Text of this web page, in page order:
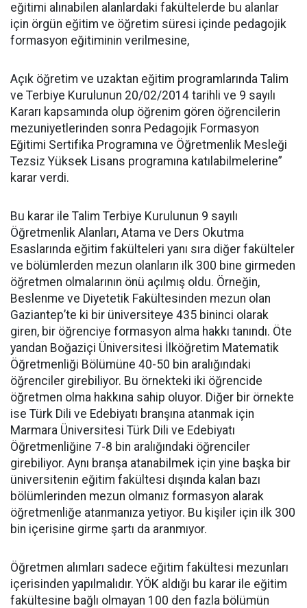
eğitimi alınabilen alanlardaki fakültelerde bu alanlar
için örgün eğitim ve öğretim süresi içinde pedagojik
formasyon eğitiminin verilmesine,
Açık öğretim ve uzaktan eğitim programlarında Talim
ve Terbiye Kurulunun 20/02/2014 tarihli ve 9 sayılı
Kararı kapsamında olup öğrenim gören öğrencilerin
mezuniyetlerinden sonra Pedagojik Formasyon
Eğitimi Sertifika Programına ve Öğretmenlik Mesleği
Tezsiz Yüksek Lisans programına katılabilmelerine”
karar verdi.
Bu karar ile Talim Terbiye Kurulunun 9 sayılı
Öğretmenlik Alanları, Atama ve Ders Okutma
Esaslarında eğitim fakülteleri yanı sıra diğer fakülteler
ve bölümlerden mezun olanların ilk 300 bine girmeden
öğretmen olmalarının önü açılmış oldu. Örneğin,
Beslenme ve Diyetetik Fakültesinden mezun olan
Gaziantep’te ki bir üniversiteye 435 bininci olarak
giren, bir öğrenciye formasyon alma hakkı tanındı. Öte
yandan Boğaziçi Üniversitesi İlköğretim Matematik
Öğretmenliği Bölümüne 40-50 bin aralığındaki
öğrenciler girebiliyor. Bu örnekteki iki öğrencide
öğretmen olma hakkına sahip oluyor. Diğer bir örnekte
ise Türk Dili ve Edebiyatı branşına atanmak için
Marmara Üniversitesi Türk Dili ve Edebiyatı
Öğretmenliğine 7-8 bin aralığındaki öğrenciler
girebiliyor. Aynı branşa atanabilmek için yine başka bir
üniversitenin eğitim fakültesi dışında kalan bazı
bölümlerinden mezun olmanız formasyon alarak
öğretmenliğe atanmanıza yetiyor. Bu kişiler için ilk 300
bin içerisine girme şartı da aranmıyor.
Öğretmen alımları sadece eğitim fakültesi mezunları
içerisinden yapılmalıdır. YÖK aldığı bu karar ile eğitim
fakültesine bağlı olmayan 100 den fazla bölümün